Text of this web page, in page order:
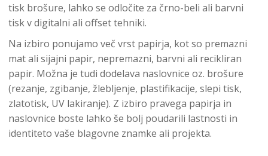
tisk brošure, lahko se odločite za črno-beli ali barvni
tisk v digitalni ali offset tehniki.
Na izbiro ponujamo več vrst papirja, kot so premazni
mat ali sijajni papir, nepremazni, barvni ali recikliran
papir. Možna je tudi dodelava naslovnice oz. brošure
(rezanje, zgibanje, žlebljenje, plastifikacije, slepi tisk,
zlatotisk, UV lakiranje). Z izbiro pravega papirja in
naslovnice boste lahko še bolj poudarili lastnosti in
identiteto vaše blagovne znamke ali projekta.